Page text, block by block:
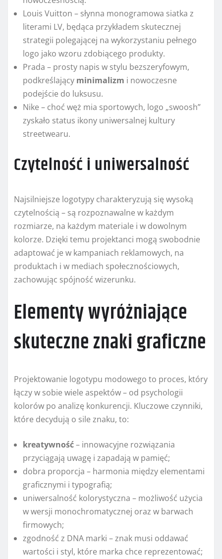
Louis Vuitton – słynna monogramowa siatka z
literami LV, będąca przykładem skutecznej
strategii polegającej na wykorzystaniu pełnego
logo jako wzoru zdobiącego produkty.
Prada – prosty napis w stylu bezszeryfowym,
podkreślający minimalizm i nowoczesne
podejście do luksusu.
Nike – choć węż mia sportowych, logo „swoosh”
zyskało status ikony uniwersalnej kultury
streetwearu.
Czytelność i uniwersalność
Najsilniejsze logotypy charakteryzują się wysoką
czytelnością – są rozpoznawalne w każdym
rozmiarze, na każdym materiale i w dowolnym
kolorze. Dzięki temu projektanci mogą swobodnie
adaptować je w kampaniach reklamowych, na
produktach i w mediach społecznościowych,
zachowując spójność wizerunku.
Elementy wyróżniające
skuteczne znaki graficzne
Projektowanie logotypu modowego to proces, który
łączy w sobie wiele aspektów – od psychologii
kolorów po analizę konkurencji. Kluczowe czynniki,
które decydują o sile znaku, to:
kreatywność– innowacyjne rozwiązania
przyciągają uwagę i zapadają w pamięć;
dobra proporcja – harmonia między elementami
graficznymi i typografią;
uniwersalność kolorystyczna – możliwość użycia
w wersji monochromatycznej oraz w barwach
firmowych;
zgodność z DNA marki – znak musi oddawać
wartości i styl, które marka chce reprezentować;